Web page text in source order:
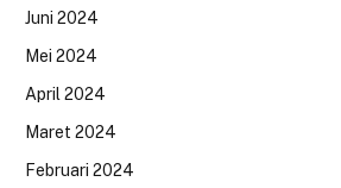
Juni 2024
Mei 2024
April 2024
Maret 2024
Februari 2024